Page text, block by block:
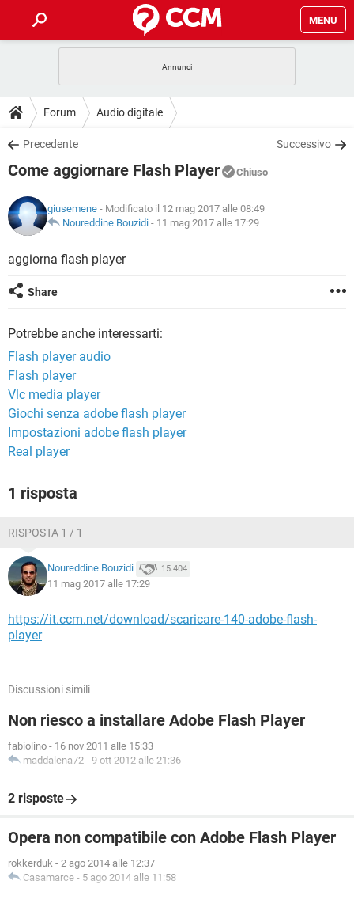
MENU
INTRATTENIMENTO
iOS
INSTAGRAM WHATSAPP
TIKTOK
HARDWARE
GUIDE
COVID-19
INSTAGRAM WHATSAPP
TIKTOK
HARDWARE
DOWNLOAD
COVID-19 GAMING
INTRATTENIMENTO
iOS WINDOWS 10
INSTAGRAM
COVID-19 GAMING
INTRATTENIMENTO
iOS
INSTAGRAM
GLOSSARIO
COVID-19
INSTAGRAM
TIKTOK
Forum Audio digitale
Precedente Successivo
Come aggiornare Flash Player Chiuso
giusemene - Modificato il 12 mag 2017 alle 08:49
Noureddine Bouzidi - 11 mag 2017 alle 17:29
aggiorna flash player
Share
Potrebbe anche interessarti:
Flash player audio
Flash player
Vlc media player
Giochi senza adobe flash player
Impostazioni adobe flash player
Real player
1 risposta
RISPOSTA 1 / 1
Noureddine Bouzidi 15.404
11 mag 2017 alle 17:29
https://it.ccm.net/download/scaricare-140-adobe-flash-
player
Discussioni simili
Non riesco a installare Adobe Flash Player
fabiolino - 16 nov 2011 alle 15:33
maddalena72 - 9 ott 2012 alle 21:36
2 risposte
Opera non compatibile con Adobe Flash Player
rokkerduk - 2 ago 2014 alle 12:37
Casamarce - 5 ago 2014 alle 11:58